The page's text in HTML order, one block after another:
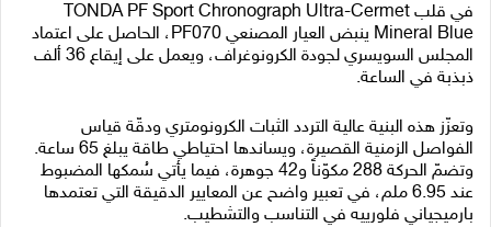
في قلب TONDA PF Sport Chronograph Ultra-Cermet
Mineral Blue ينبض العيار المصنعي PF070، الحاصل على اعتماد
المجلس السويسري لجودة الكرونوغراف، ويعمل على إيقاع 36 ألف
ذبذبة في الساعة.
وتعزّز هذه البنية عالية التردد الثبات الكرونومتري ودقّة قياس
الفواصل الزمنية القصيرة، ويساندها احتياطي طاقة يبلغ 65 ساعة.
وتضمّ الحركة 288 مكوّناً و42 جوهرة، فيما يأتي سُمكها المضبوط
عند 6.95 ملم، في تعبير واضح عن المعايير الدقيقة التي تعتمدها
بارميجياني فلورييه في التناسب والتشطيب.